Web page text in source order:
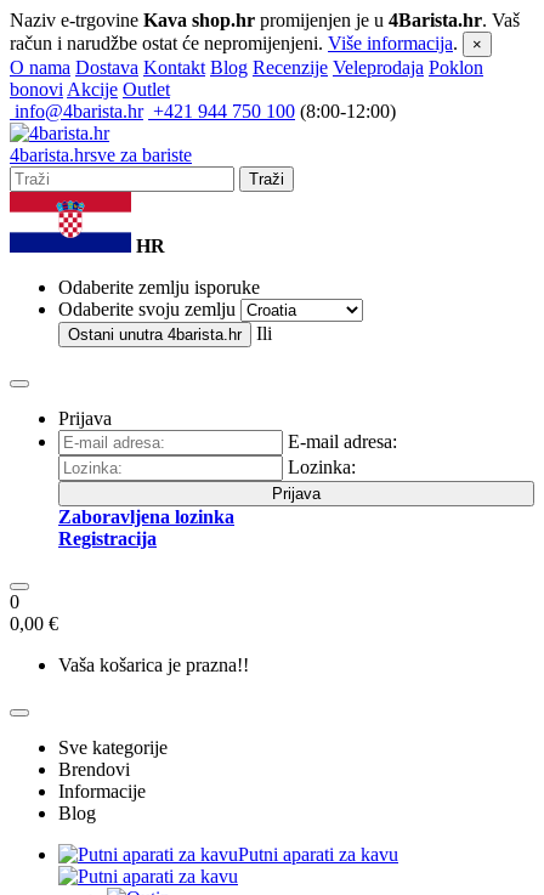
Naziv e-trgovine Kava shop.hr promijenjen je u 4Barista.hr. Vaš
račun i narudžbe ostat će nepromijenjeni. Više informacija. ×
O nama Dostava Kontakt Blog Recenzije Veleprodaja Poklon
bonovi Akcije Outlet
info@4barista.hr +421 944 750 100 (8:00-12:00)
4barista.hrsve za bariste
Traži
HR
Odaberite zemlju isporuke
Odaberite svoju zemlju
Ostani unutra 4barista.hr Ili
Prijava
E-mail adresa:
Lozinka:
Prijava
Zaboravljena lozinka
Registracija
0
0,00 €
Vaša košarica je prazna!!
Sve kategorije
Brendovi
Informacije
Blog
Putni aparati za kavu